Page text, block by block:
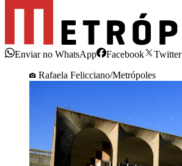
Enviar no WhatsApp Facebook
Twitter
Rafaela Felicciano/Metrópoles